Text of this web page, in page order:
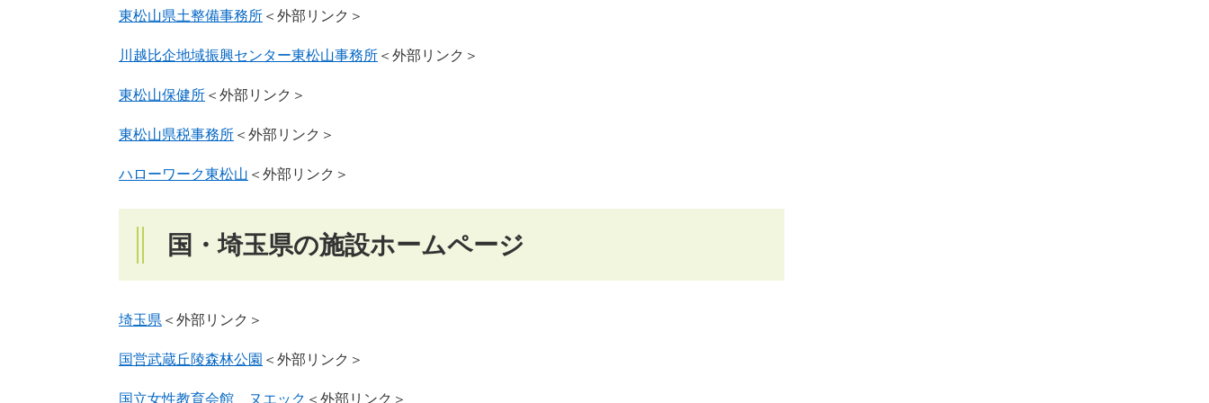
東松山県土整備事務所 ＜外部リンク＞
川越比企地域振興センター東松山事務所 ＜外部リンク＞
東松山保健所 ＜外部リンク＞
東松山県税事務所 ＜外部リンク＞
ハローワーク東松山 ＜外部リンク＞
国・埼玉県の施設ホームページ
埼玉県 ＜外部リンク＞
国営武蔵丘陵森林公園 ＜外部リンク＞
国立女性教育会館 ヌエック ＜外部リンク＞